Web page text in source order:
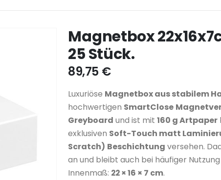
Magnetbox
25 Stück.
89,75 €
Luxuriöse Magnetbox aus stabilem
hochwertigen SmartClose
Greyboard und ist mit160 g Artpaper
exklusiven Soft-Touch matt
Scratch) Beschichtung versehen.
an und bleibt auch bei häufiger
Innenmaß: 22 × 16 × 7 cm.